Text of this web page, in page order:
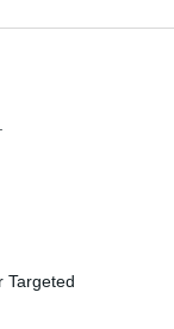
Targeted
γκρι πλευρά και